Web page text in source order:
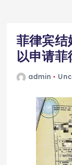
菲律宾结
以申请菲
admin